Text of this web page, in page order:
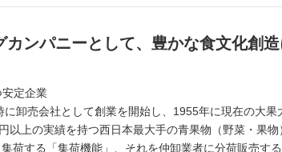
ンパニーとして、豊かな食文化創
定企業
卸売会社として創業を開始し、1955年に現在の大果
上の実績を持つ西日本最大手の青果物（野菜・果物
荷する「集荷機能」、それを仲卸業者に分荷販売す